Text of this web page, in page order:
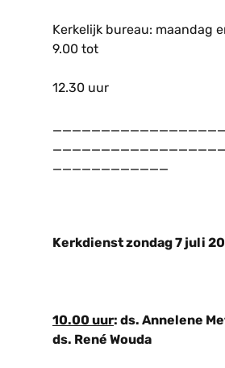
Kerkelijk bureau: maandag
9.00 tot
12.30 uur
____________
Kerkdienst zondag 7 juli
10.00 uur: ds. Annelene
ds. René Wouda